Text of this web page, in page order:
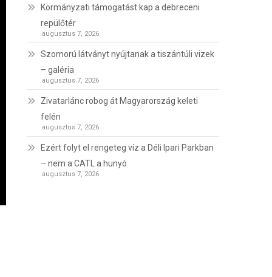
Kormányzati támogatást kap a debreceni
repülőtér
augusztus 7, 2026
Szomorú látványt nyújtanak a tiszántúli vizek
– galéria
augusztus 7, 2026
Zivatarlánc robog át Magyarország keleti
felén
augusztus 7, 2026
Ezért folyt el rengeteg víz a Déli Ipari Parkban
– nem a CATL a hunyó
augusztus 7, 2026